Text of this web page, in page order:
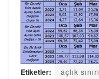
Etiketler: açlık sınırı